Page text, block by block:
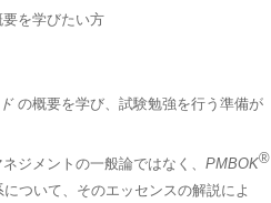
を学びたい方
の概要を学び、試験勉強を行う準備が
ジメントの一般論ではなく、 PMBOK®
ついて、そのエッセンスの解説によ